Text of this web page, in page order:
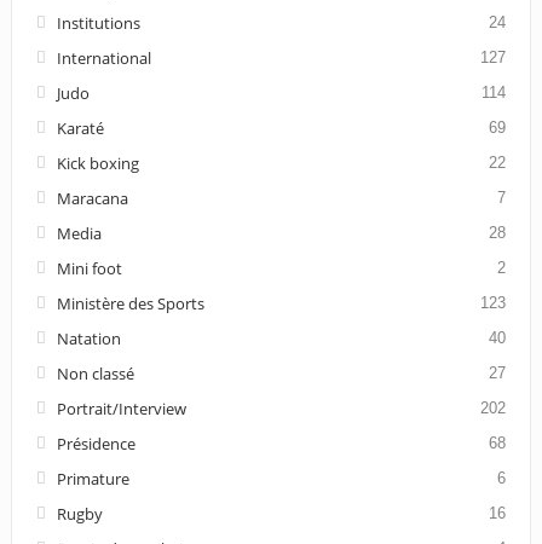
Institutions 24
International 127
Judo 114
Karaté 69
Kick boxing 22
Maracana 7
Media 28
Mini foot 2
Ministère des Sports 123
Natation 40
Non classé 27
Portrait/Interview 202
Présidence 68
Primature 6
Rugby 16